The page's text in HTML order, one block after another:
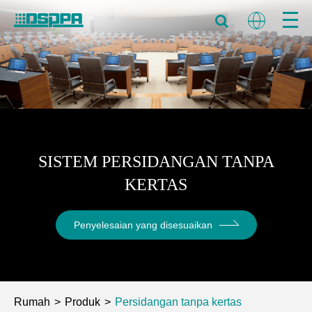
SISTEM PERSIDANGAN TANPA
KERTAS
Penyelesaian yang disesuaikan
Rumah Produk Persidangan tanpa kertas